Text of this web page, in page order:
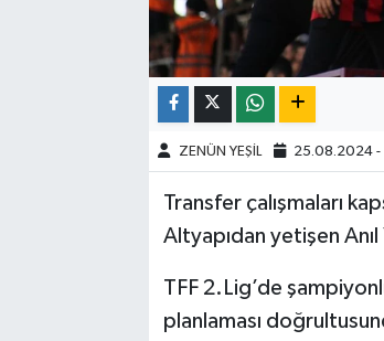
ZENÜN YEŞİL 25.08.2024 -
Transfer çalışmaları
Altyapıdan yetişen Anıl
TFF 2.Lig’de
planlaması